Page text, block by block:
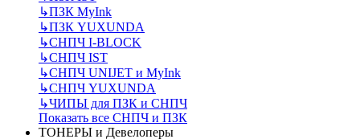
↳ПЗК MyInk
↳ПЗК YUXUNDA
↳СНПЧ I-BLOCK
↳СНПЧ IST
↳СНПЧ UNIJET и MyInk
↳СНПЧ YUXUNDA
↳ЧИПЫ для ПЗК и СНПЧ
Показать все СНПЧ и ПЗК
ТОНЕРЫ и Девелоперы